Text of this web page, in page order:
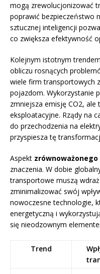
mogą zrewolucjonizować
poprawić bezpieczeństwo
sztucznej inteligencji
co zwiększa efektywność
Kolejnym istotnym
obliczu rosnących
wiele firm transportowych
pojazdom. Wykorzystanie
zmniejsza emisję CO2,
eksploatacyjne. Rządy na
do przechodzenia na
przyspiesza tę
Aspekt
znaczenia. W dobie
transportowe muszą
zminimalizować swój
nowoczesne technologie,
energetyczną i
się nieodzownym
Trend